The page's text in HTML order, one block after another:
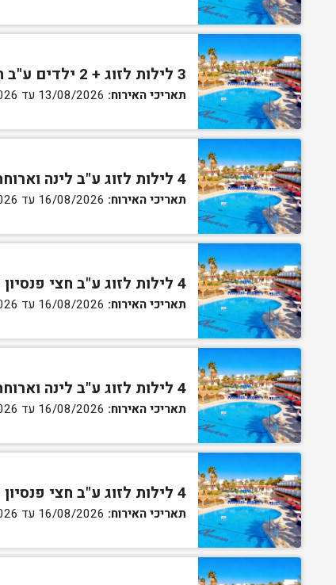
3 לילות לזוג + 2 ילדים ע"ב חצי פנסיון בחדר סופריור
תאריכי האירוח:
4 לילות לזוג ע"ב לינה וארוחת בוקר בחדר סטנדרט
תאריכי האירוח:
4 לילות לזוג ע"ב חצי פנסיון בחדר סטנדרט
תאריכי האירוח:
4 לילות לזוג ע"ב לינה וארוחת בוקר בחדר גן
תאריכי האירוח:
4 לילות לזוג ע"ב חצי פנסיון בחדר גן
תאריכי האירוח: